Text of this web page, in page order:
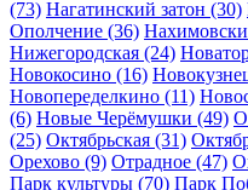
(73) Нагатинский затон (30)
Ополчение (36)
Нижегородская (24)
Новокосино (16)
Новопеределкино (11)
(6) Новые Черёмушки (49)
(25) Октябрьская (31)
Орехово (9) Отрадное (47)
Парк культуры (70) Парк